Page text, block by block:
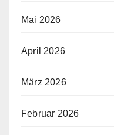
Mai 2026
April 2026
März 2026
Februar 2026